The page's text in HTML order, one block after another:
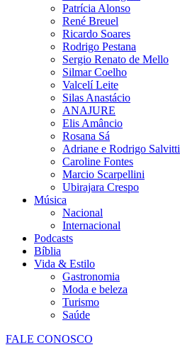
Patrícia Alonso
René Breuel
Ricardo Soares
Rodrigo Pestana
Sergio Renato de Mello
Silmar Coelho
Valcelí Leite
Silas Anastácio
ANAJURE
Elis Amâncio
Rosana Sá
Adriane e Rodrigo Salvitti
Caroline Fontes
Marcio Scarpellini
Ubirajara Crespo
Música
Nacional
Internacional
Podcasts
Bíblia
Vida & Estilo
Gastronomia
Moda e beleza
Turismo
Saúde
FALE CONOSCO